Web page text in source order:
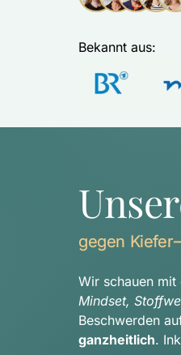
Bekannt aus:
gegen
Wir schauen
Mindset,
ganzheitlich.